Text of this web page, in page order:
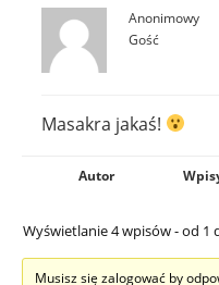
Anonimowy
Gość
Masakra jakaś!
Autor
Wyświetlanie 4 wpisów - od 1
Musisz się zalogować by